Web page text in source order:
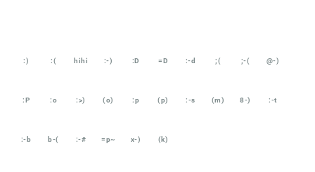
:) :( hihi :-) :D =D :-d ;( ;-( @-)
:P :o :>) (o) :p (p) :-s (m) 8-) :-t
:-b b-( :-# =p~ x-) (k)